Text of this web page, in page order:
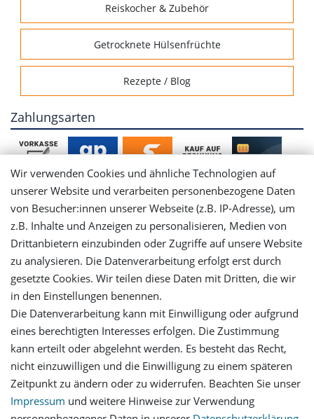
Reiskocher & Zubehör
Getrocknete Hülsenfrüchte
Rezepte / Blog
Zahlungsarten
Mein Konto
Login
Registrieren
Versandinformationen
Let's stay connected
Wir verwenden Cookies und ähnliche Technologien auf
unserer Website und verarbeiten personenbezogene Daten
von Besucher:innen unserer Webseite (z.B. IP-Adresse), um
z.B. Inhalte und Anzeigen zu personalisieren, Medien von
Drittanbietern einzubinden oder Zugriffe auf unsere Website
zu analysieren. Die Datenverarbeitung erfolgt erst durch
gesetzte Cookies. Wir teilen diese Daten mit Dritten, die wir
in den Einstellungen benennen.
Die Datenverarbeitung kann mit Einwilligung oder aufgrund
eines berechtigten Interesses erfolgen. Die Zustimmung
kann erteilt oder abgelehnt werden. Es besteht das Recht,
nicht einzuwilligen und die Einwilligung zu einem späteren
Zeitpunkt zu ändern oder zu widerrufen. Beachten Sie unser
Impressum und weitere Hinweise zur Verwendung